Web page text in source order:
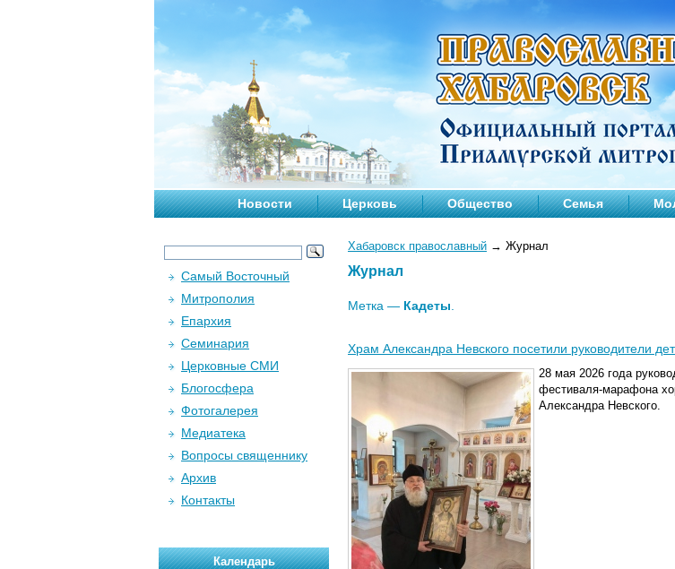
Новости Церковь Общество Семья
Хабаровск православный → Журнал
Журнал
Метка — Кадеты
Храм Александра Невского посетили руководители
28 мая 2026 года
фестиваля-марафона
Александра Невского.
Самый Восточный
Митрополия
Епархия
Семинария
Церковные СМИ
Блогосфера
Фотогалерея
Медиатека
Вопросы священнику
Архив
Контакты
Календарь